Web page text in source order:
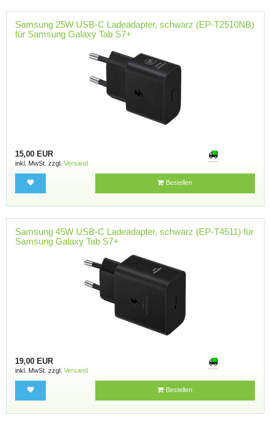
Samsung 25W USB-C Ladeadapter, schwarz (EP-T2510NB)
für Samsung Galaxy Tab S7+
15,00 EUR
inkl. MwSt. zzgl. Versand
Bestellen
Samsung 45W USB-C Ladeadapter, schwarz (EP-T4511) für
Samsung Galaxy Tab S7+
19,00 EUR
inkl. MwSt. zzgl. Versand
Bestellen